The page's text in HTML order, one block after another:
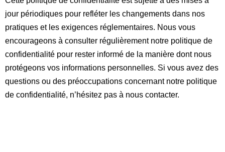
jour périodiques pour refléter les changements dans nos
pratiques et les exigences réglementaires. Nous vous
encourageons à consulter régulièrement notre politique de
confidentialité pour rester informé de la manière dont nous
protégeons vos informations personnelles. Si vous avez des
questions ou des préoccupations concernant notre politique
de confidentialité, n’hésitez pas à nous contacter.